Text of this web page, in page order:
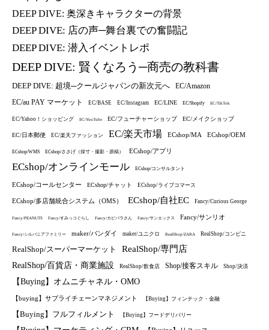
DEEP DIVE: 奥深きキャラクターの背景
DEEP DIVE: 店の声─舞台裏での奮闘記
DEEP DIVE: 潜入イベントレポ
DEEP DIVE: 賢くなろう─商売の教科書
DEEP DIVE: 超境─クールジャパンの新次元へ EC/Amazon
EC/au PAY マーケット EC/BASE EC/Instagram EC/LINE EC/Shopify EC/TikTok
EC/Yahoo！ショッピング EC/YouTube EC/フューチャーショップ EC/メイクショップ
EC/日本郵便 EC/楽天ファッション EC/楽天市場 ECshop/MA ECshop/OEM
ECshop/WMS ECshop/ささげ（採寸・撮影・原稿） ECshop/アプリ
ECshop/オンラインモール ECshop/コンサルタント
ECshop/コールセンター ECshop/チャット ECshop/ライブコマース
ECshop/多店舗統合システム（OMS） ECshop/自社EC Fancy/Curious George
Fancy/PEANUTS Fancy/すみっコぐらし Fancy/カピバラさん Fancy/サンエックス Fancy/サンリオ
Fancy/シルバニアファミリー maker/バンダイ maker/ユニクロ RealShop/ZARA RealShop/コンビニ
RealShop/スーパーマーケット RealShop/専門店
RealShop/百貨店・商業施設 RealShop/飲食店 Shop/接客スキル Shop/決済
【Buying】オムニチャネル・OMO
【buying】サプライチェーンマネジメント 【Buying】フィンテック・金融
【Buying】フルフィルメント 【Buying】フードデリバリー